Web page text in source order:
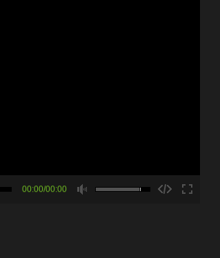
00:00/00:00